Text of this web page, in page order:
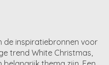
de inspiratiebronnen voor
trend White Christmas,